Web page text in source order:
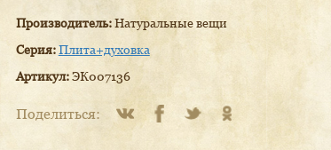
Производитель:Натуральные вещи
Серия:Плита+духовка
Артикул:ЭК007136
Поделиться: